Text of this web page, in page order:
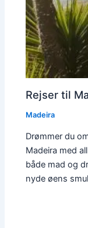
Rejser til
Madeira
Drømmer du
Madeira med
både mad og
nyde øens